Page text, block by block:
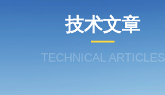
技术文章
TECHNICAL ARTICLES